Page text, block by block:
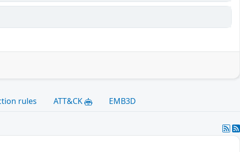
rules ATT&CK EMB3D